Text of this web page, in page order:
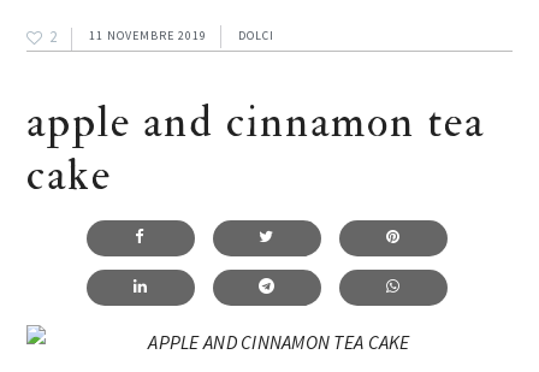
2 11 NOVEMBRE 2019 DOLCI
apple and cinnamon tea
cake